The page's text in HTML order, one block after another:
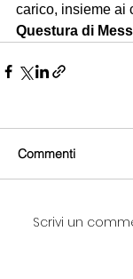
carico, insieme ai
Questura di
Commenti
Scrivi un